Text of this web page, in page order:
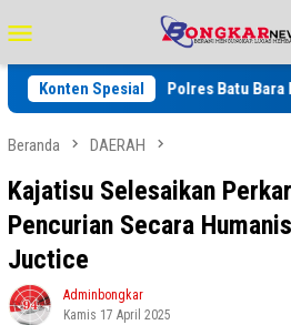
ke
kontenMobile
Konten Spesial
Polres Batu Bara Blender 2
Beranda DAERAH
Kajatisu Selesaikan
Pencurian Secara
Juctice
Adminbongkar
Kamis 17 April 2025